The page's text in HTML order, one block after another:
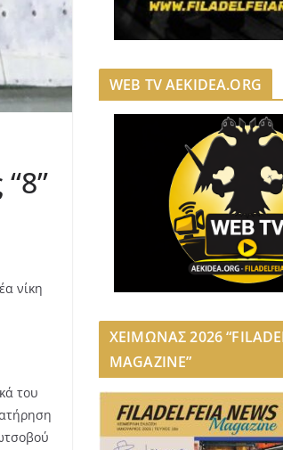
νίκη
του
WEB TV AEKIDEA.ORG
ΧΕΙΜΩΝΑΣ 2026
MAGAZINE”